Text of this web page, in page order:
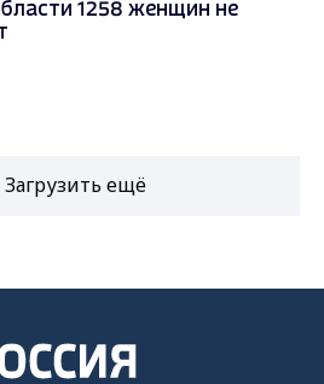
1258 женщин не
Загрузить ещё